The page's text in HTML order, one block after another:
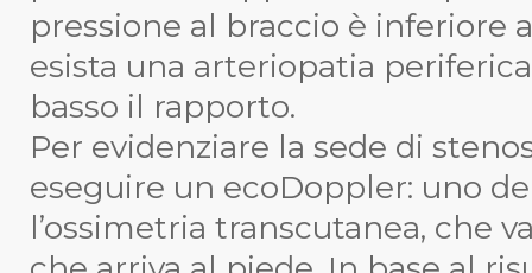
pressione al braccio è inferiore
esista una arteriopatia
basso il rapporto.
Per evidenziare la sede di
eseguire un ecoDoppler: uno
l’ossimetria transcutanea, che